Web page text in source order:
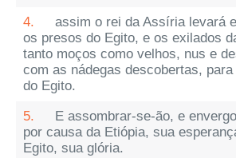
4.
assim o rei da Assíria levará
os presos do Egito, e os exilados
tanto moços como velhos, nus e
com as nádegas descobertas, para
do Egito.
5.
E assombrar-se-ão, e
por causa da Etiópia, sua
Egito, sua glória.